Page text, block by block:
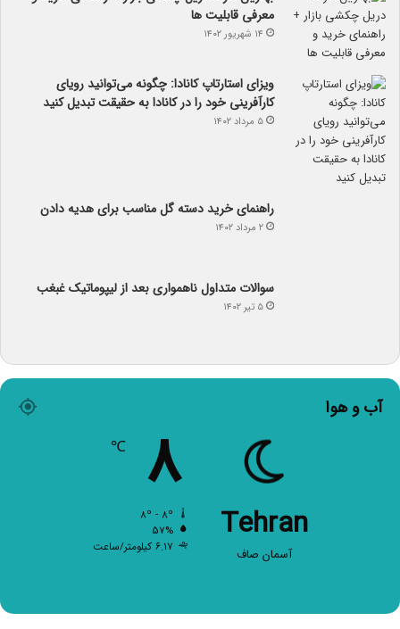
معرفی قابلیت ها
۱۴ شهریور ۱۴۰۲
ویزای استارتاپ کانادا: چگونه می‌توانید رویای
کارآفرینی خود را در کانادا به حقیقت تبدیل کنید
۵ مرداد ۱۴۰۲
راهنمای خرید دسته گل مناسب برای هدیه دادن
۲ مرداد ۱۴۰۲
سوالات متداول ناهمواری بعد از لیپوماتیک غبغب
۵ تیر ۱۴۰۲
آب و هوا
Tehran
آسمان صاف
۸
۵۷%
۶.۱۷ کیلومتر/ساعت